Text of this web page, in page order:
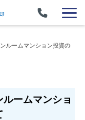
ルームマンション投資の
ルームマンショ